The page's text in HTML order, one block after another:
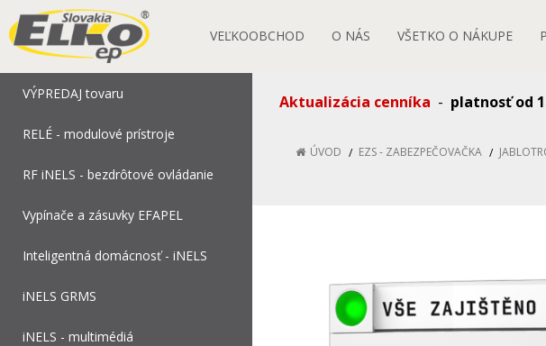
VEĽKOOBCHOD O NÁS VŠETKO O NÁKUPE
VÝPREDAJ tovaru
RELÉ - modulové prístroje
RF iNELS - bezdrôtové ovládanie
Vypínače a zásuvky EFAPEL
Inteligentná domácnosť - iNELS
iNELS GRMS
iNELS - multimédiá
Aktualizácia cenníka - platnosť od
ÚVOD EZS - ZABEZPEČOVAČKA